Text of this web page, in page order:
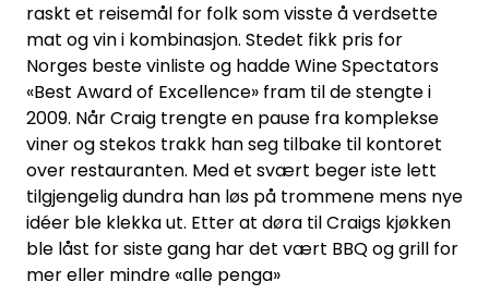
raskt et reisemål for folk som visste å verdsette
mat og vin i kombinasjon. Stedet fikk pris for
Norges beste vinliste og hadde Wine Spectators
«Best Award of Excellence» fram til de stengte i
2009. Når Craig trengte en pause fra komplekse
viner og stekos trakk han seg tilbake til kontoret
over restauranten. Med et svært beger iste lett
tilgjengelig dundra han løs på trommene mens nye
idéer ble klekka ut. Etter at døra til Craigs kjøkken
ble låst for siste gang har det vært BBQ og grill for
mer eller mindre «alle penga»